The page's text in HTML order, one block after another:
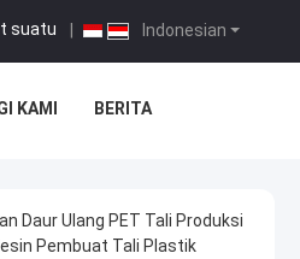
Indonesian
suatu
KAMI BERITA
Daur Ulang PET Tali Produksi
Pembuat Tali Plastik